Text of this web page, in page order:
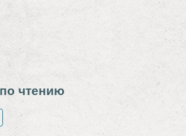
чтению